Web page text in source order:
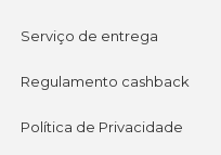
Serviço de entrega
Regulamento cashback
Política de Privacidade